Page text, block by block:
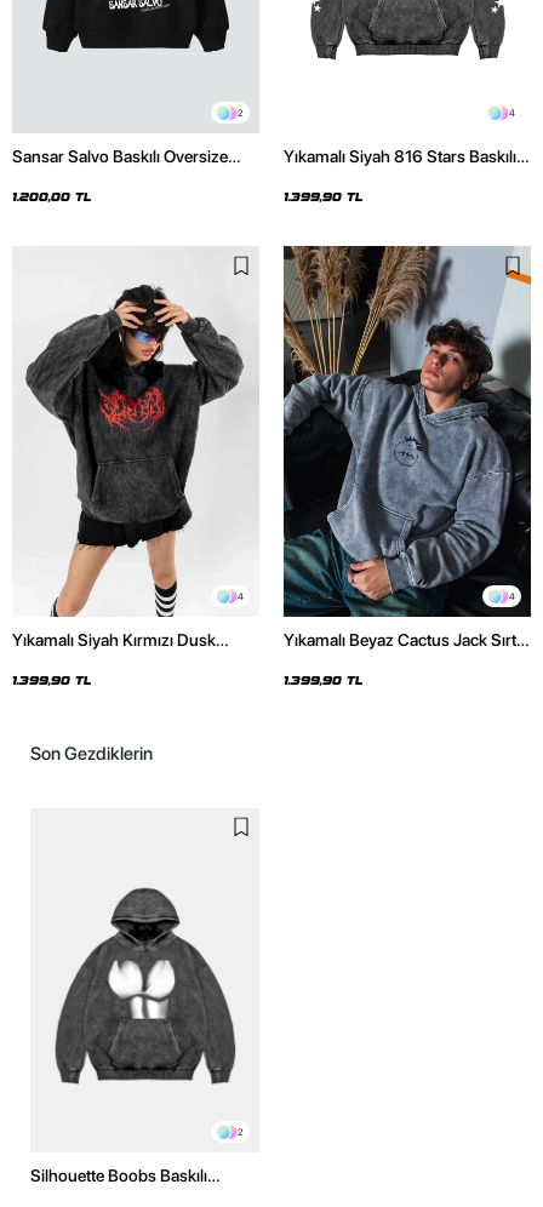
2
Sansar Salvo Baskılı Oversize
1.200,00 TL
4
Yıkamalı Siyah 816 Stars Baskılı
1.399,90 TL
4
Yıkamalı Siyah Kırmızı Dusk
1.399,90 TL
4
Yıkamalı Beyaz Cactus Jack Sırt
1.399,90 TL
Son Gezdiklerin
2
Silhouette Boobs Baskılı